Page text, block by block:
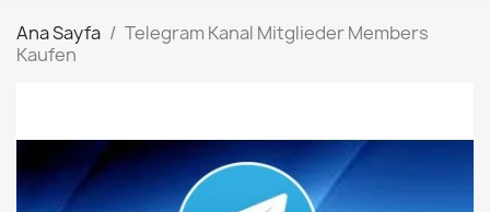
Ana Sayfa
Telegram Kanal Mitglieder Members
Kaufen